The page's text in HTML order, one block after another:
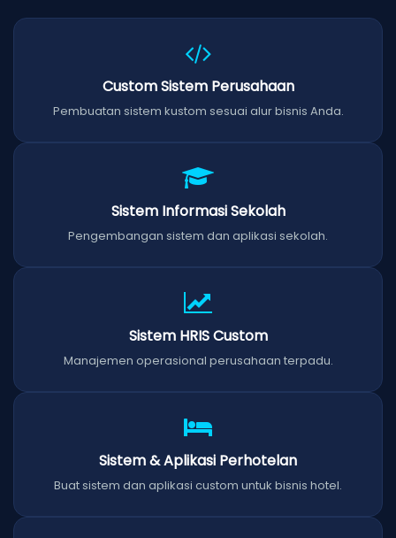
Custom Sistem Perusahaan
Pembuatan sistem kustom sesuai alur bisnis Anda.
Sistem Informasi Sekolah
Pengembangan sistem dan aplikasi sekolah.
Sistem HRIS Custom
Manajemen operasional perusahaan terpadu.
Sistem & Aplikasi Perhotelan
Buat sistem dan aplikasi custom untuk bisnis hotel.